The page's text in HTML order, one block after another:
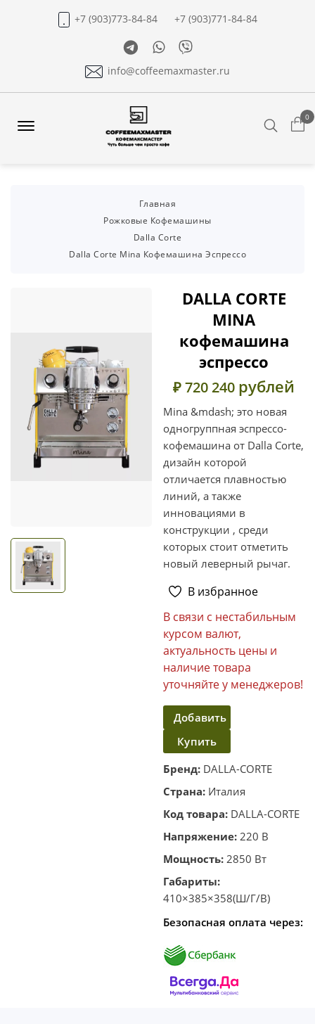
+7 (903)773-84-84
+7 (903)771-84-84
TelegramWhatsapp
Viber
info@coffeemaxmaster.ru
0
Главная
Рожковые Кофемашины
Dalla Corte
Dalla Corte Mina Кофемашина Эспрессо
DALLA CORTE
MINA
кофемашина
эспрессо
₽ 720 240 рублей
Mina &mdash; это новая
одногруппная эспрессо-
кофемашина от Dalla Corte,
дизайн которой
отличается плавностью
линий, а также
инновациями в
конструкции , среди
которых стоит отметить
новый леверный рычаг.
В избранное
В связи с нестабильным
курсом валют,
актуальность цены и
наличие товара
уточняйте у менеджеров!
Добавить
в
корзину
Купить
в один
клик
Бренд: DALLA-CORTE
Страна: Италия
Код товара: DALLA-CORTE
Напряжение: 220 В
Мощность: 2850 Вт
Габариты:
410×385×358(Ш/Г/В)
Безопасная оплата через: